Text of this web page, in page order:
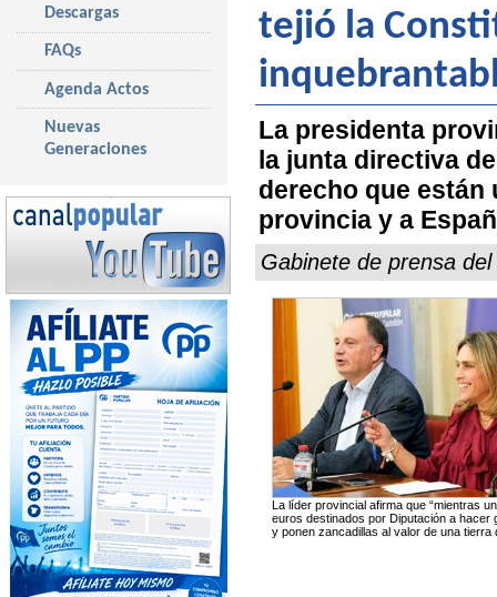
tejió la
La presidenta
la junta directiva
derecho que están
provincia y a
Gabinete de prensa
La líder provincial afirma que “mientras
euros destinados por Diputación a
y ponen zancadillas al valor de una tierra
Descargas
FAQs
Agenda Actos
Nuevas
Generaciones